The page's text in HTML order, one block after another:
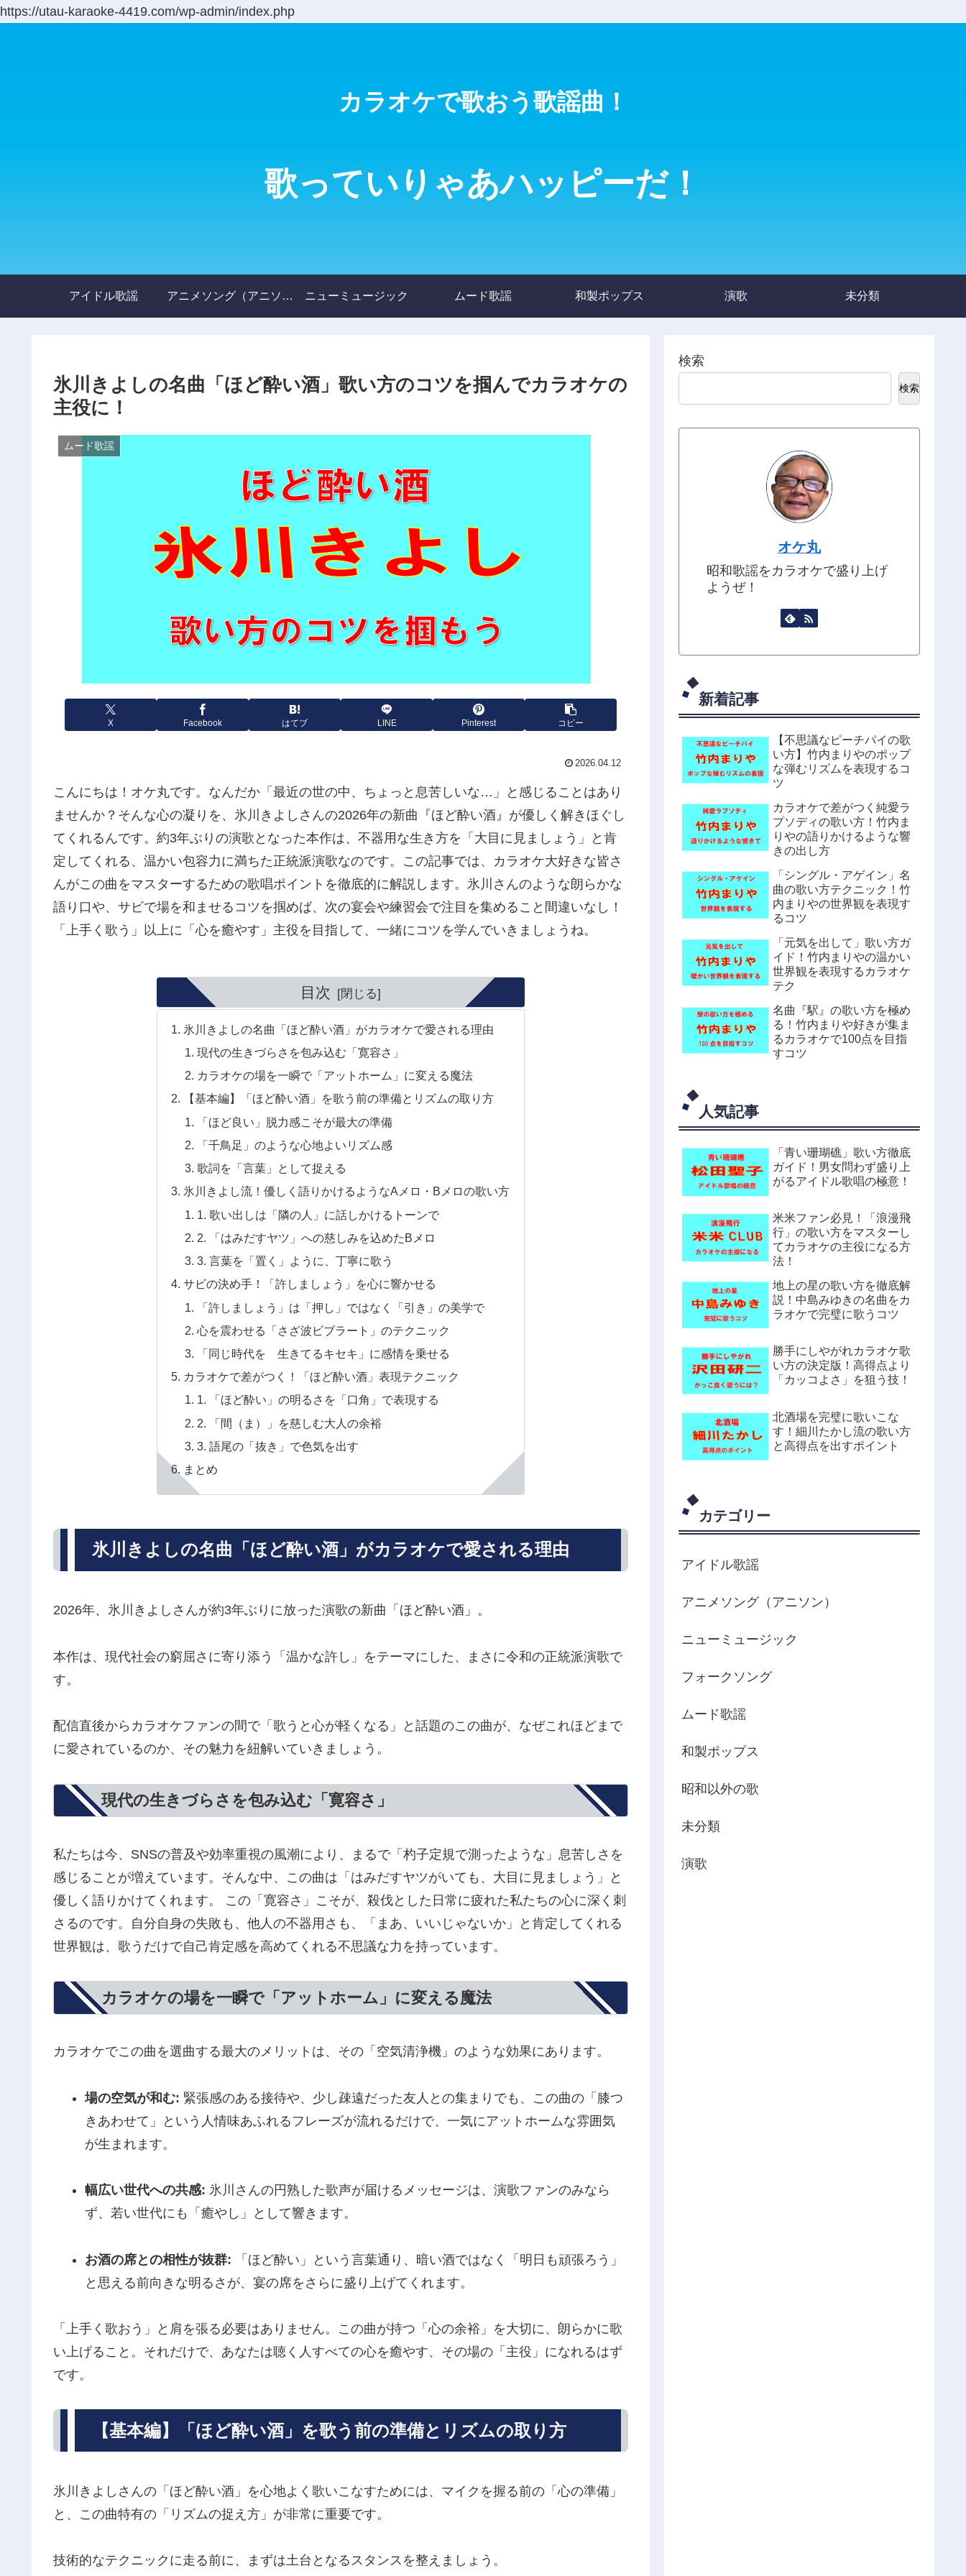
https://utau-karaoke-4419.com/wp-admin/index.php
カラオケで歌おう歌謡曲！
歌っていりゃあハッピーだ！
アイドル歌謡 アニメソング（アニソン） ニューミュージック ムード歌謡 和製ポップス 演歌 未分類
氷川きよしの名曲「ほど酔い酒」歌い方のコツを掴んでカラオケの
主役に！
ムード歌謡
X Facebook はてブ LINE Pinterest コピー
2026.04.12
こんにちは！オケ丸です。なんだか「最近の世の中、ちょっと息苦しいな…」と感じることはあり
ませんか？そんな心の凝りを、氷川きよしさんの2026年の新曲『ほど酔い酒』が優しく解きほぐし
てくれるんです。約3年ぶりの演歌となった本作は、不器用な生き方を「大目に見ましょう」と肯
定してくれる、温かい包容力に満ちた正統派演歌なのです。この記事では、カラオケ大好きな皆さ
んがこの曲をマスターするための歌唱ポイントを徹底的に解説します。氷川さんのような朗らかな
語り口や、サビで場を和ませるコツを掴めば、次の宴会や練習会で注目を集めること間違いなし！
「上手く歌う」以上に「心を癒やす」主役を目指して、一緒にコツを学んでいきましょうね。
目次
氷川きよしの名曲「ほど酔い酒」がカラオケで愛される理由
現代の生きづらさを包み込む「寛容さ」
カラオケの場を一瞬で「アットホーム」に変える魔法
【基本編】「ほど酔い酒」を歌う前の準備とリズムの取り方
「ほど良い」脱力感こそが最大の準備
「千鳥足」のような心地よいリズム感
歌詞を「言葉」として捉える
氷川きよし流！優しく語りかけるようなAメロ・Bメロの歌い方
1. 歌い出しは「隣の人」に話しかけるトーンで
2. 「はみだすヤツ」への慈しみを込めたBメロ
3. 言葉を「置く」ように、丁寧に歌う
サビの決め手！「許しましょう」を心に響かせる
「許しましょう」は「押し」ではなく「引き」の美学で
心を震わせる「さざ波ビブラート」のテクニック
「同じ時代を 生きてるキセキ」に感情を乗せる
カラオケで差がつく！「ほど酔い酒」表現テクニック
1. 「ほど酔い」の明るさを「口角」で表現する
2. 「間（ま）」を慈しむ大人の余裕
3. 語尾の「抜き」で色気を出す
まとめ
氷川きよしの名曲「ほど酔い酒」がカラオケで愛される理由
2026年、氷川きよしさんが約3年ぶりに放った演歌の新曲「ほど酔い酒」。
本作は、現代社会の窮屈さに寄り添う「温かな許し」をテーマにした、まさに令和の正統派演歌で
す。
配信直後からカラオケファンの間で「歌うと心が軽くなる」と話題のこの曲が、なぜこれほどまで
に愛されているのか、その魅力を紐解いていきましょう。
現代の生きづらさを包み込む「寛容さ」
私たちは今、SNSの普及や効率重視の風潮により、まるで「杓子定規で測ったような」息苦しさを
感じることが増えています。そんな中、この曲は「はみだすヤツがいても、大目に見ましょう」と
優しく語りかけてくれます。 この「寛容さ」こそが、殺伐とした日常に疲れた私たちの心に深く刺
さるのです。自分自身の失敗も、他人の不器用さも、「まあ、いいじゃないか」と肯定してくれる
世界観は、歌うだけで自己肯定感を高めてくれる不思議な力を持っています。
カラオケの場を一瞬で「アットホーム」に変える魔法
カラオケでこの曲を選曲する最大のメリットは、その「空気清浄機」のような効果にあります。
場の空気が和む: 緊張感のある接待や、少し疎遠だった友人との集まりでも、この曲の「膝つ
きあわせて」という人情味あふれるフレーズが流れるだけで、一気にアットホームな雰囲気
が生まれます。
幅広い世代への共感: 氷川さんの円熟した歌声が届けるメッセージは、演歌ファンのみなら
ず、若い世代にも「癒やし」として響きます。
お酒の席との相性が抜群: 「ほど酔い」という言葉通り、暗い酒ではなく「明日も頑張ろう」
と思える前向きな明るさが、宴の席をさらに盛り上げてくれます。
「上手く歌おう」と肩を張る必要はありません。この曲が持つ「心の余裕」を大切に、朗らかに歌
い上げること。それだけで、あなたは聴く人すべての心を癒やす、その場の「主役」になれるはず
です。
【基本編】「ほど酔い酒」を歌う前の準備とリズムの取り方
氷川きよしさんの「ほど酔い酒」を心地よく歌いこなすためには、マイクを握る前の「心の準備」
と、この曲特有の「リズムの捉え方」が非常に重要です。
技術的なテクニックに走る前に、まずは土台となるスタンスを整えましょう。
検索
検索
オケ丸
昭和歌謡をカラオケで盛り上げ
ようぜ！
新着記事
【不思議なピーチパイの歌
い方】竹内まりやのポップ
な弾むリズムを表現するコ
ツ
カラオケで差がつく純愛ラ
プソディの歌い方！竹内ま
りやの語りかけるような響
きの出し方
「シングル・アゲイン」名
曲の歌い方テクニック！竹
内まりやの世界観を表現す
るコツ
「元気を出して」歌い方ガ
イド！竹内まりやの温かい
世界観を表現するカラオケ
テク
名曲『駅』の歌い方を極め
る！竹内まりや好きが集ま
るカラオケで100点を目指
すコツ
人気記事
「青い珊瑚礁」歌い方徹底
ガイド！男女問わず盛り上
がるアイドル歌唱の極意！
米米ファン必見！「浪漫飛
行」の歌い方をマスターし
てカラオケの主役になる方
法！
地上の星の歌い方を徹底解
説！中島みゆきの名曲をカ
ラオケで完璧に歌うコツ
勝手にしやがれカラオケ歌
い方の決定版！高得点より
「カッコよさ」を狙う技！
北酒場を完璧に歌いこな
す！細川たかし流の歌い方
と高得点を出すポイント
カテゴリー
アイドル歌謡
アニメソング（アニソン）
ニューミュージック
フォークソング
ムード歌謡
和製ポップス
昭和以外の歌
未分類
演歌